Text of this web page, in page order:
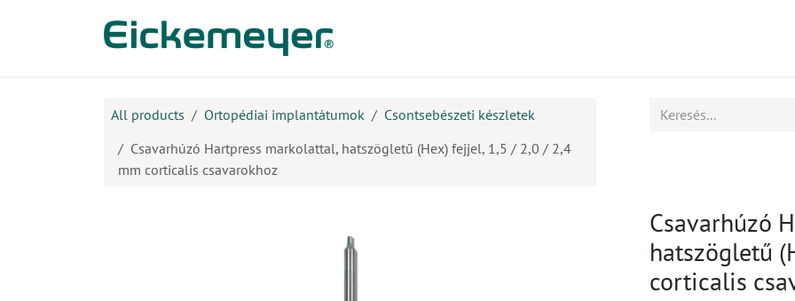
All products Ortopédiai implantátumok
Csontsebészeti készletek
Csavarhúzó Hartpress markolattal, hatszögletű (Hex) fejjel, 1,5 / 2,0 / 2,4
mm corticalis csavarokhoz
Csavarhúzó
hatszögletű
corticalis